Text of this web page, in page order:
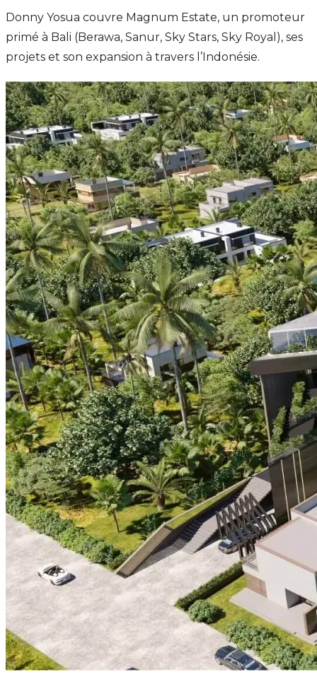
Donny Yosua couvre Magnum Estate, un promoteur
primé à Bali (Berawa, Sanur, Sky Stars, Sky Royal), ses
projets et son expansion à travers l’Indonésie.